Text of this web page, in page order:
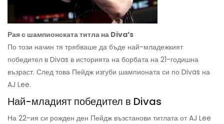
Рая с шампионската титла на Diva’s
По този начин тя трябваше да бъде най-младежкият
победител в Divas в историята на борбата на 21-годишна
възраст. След това Пейдж изгуби шампионата си по Divas на
AJ Lee.
Най-младият победител в Divas
На 22-ия си рожден ден Пейдж възстанови титлата от AJ Lee